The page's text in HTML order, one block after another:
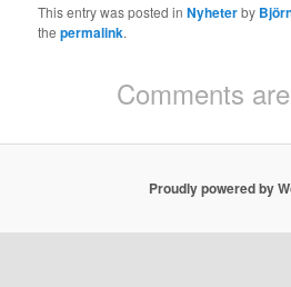
This entry was posted inNyheterby
thepermalink.
Comments
Proudly powered by